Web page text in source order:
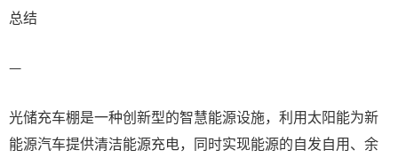
总结
—
光储充车棚是一种创新型的智慧能源设施，利用太阳能为新
能源汽车提供清洁能源充电，同时实现能源的自发自用、余